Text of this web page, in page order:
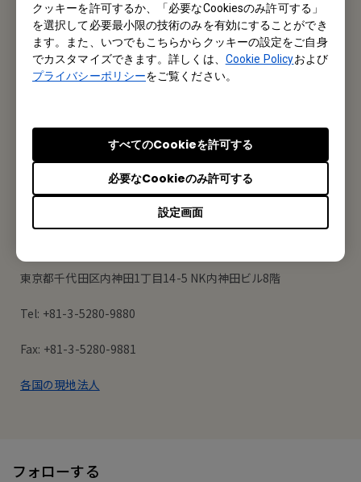
クッキーを許可するか、「必要なCookiesのみ許可する」
を選択して必要最小限の技術のみを有効にすることができ
ます。また、いつでもこちらからクッキーの設定をご自身
でカスタマイズできます。詳しくは、 Cookie Policyおよび
プライバシーポリシーをご覧ください。
設定画面
必要なCookieのみ許可する
すべてのCookieを許可する
メルマガ登録
製品情報や活用事例、特典情報などを配信中です。
登録する
オフィス所在地
東京都千代田区内神田1丁目14-5 NK内神田ビル8階
Tel: +81-3-5280-9880
Fax: +81-3-5280-9881
各国の現地法人
フォローする